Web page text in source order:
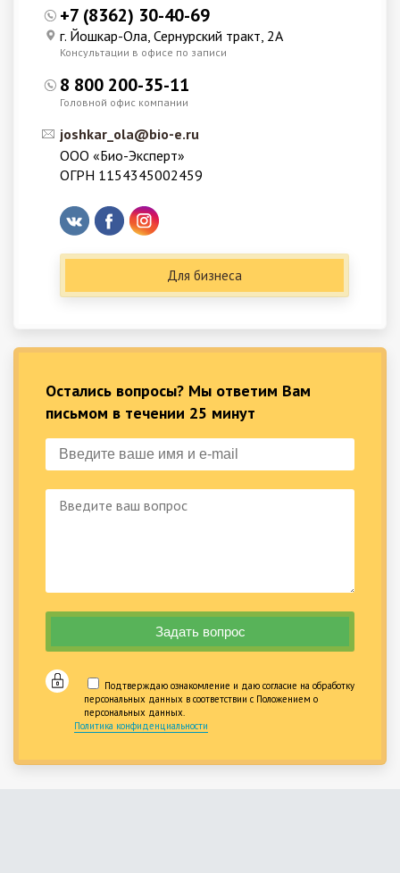
+7 (8362) 30-40-69
г. Йошкар-Ола, Сернурский тракт, 2А
Консультации в офисе по записи
8 800 200-35-11
Головной офис компании
joshkar_ola@bio-e.ru
ООО «Био-Эксперт»
ОГРН 1154345002459
Для бизнеса
Остались вопросы? Мы ответим Вам
письмом в течении 25 минут
Подтверждаю ознакомление и даю согласие на обработку
персональных данных в соответствии с Положением о
персональных данных.
Политика конфиденциальности